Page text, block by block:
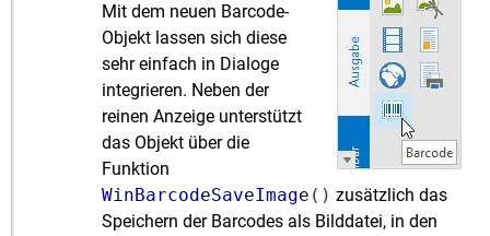
Mit dem neuen Barcode-
Objekt lassen sich diese
sehr einfach in Dialoge
integrieren. Neben der
reinen Anzeige unterstützt
das Objekt über die
Funktion
WinBarcodeSaveImage () zusätzlich das
Speichern der Barcodes als Bilddatei, in den